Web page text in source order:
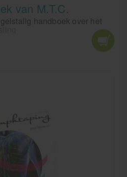
van M.T.C.
handboek over het